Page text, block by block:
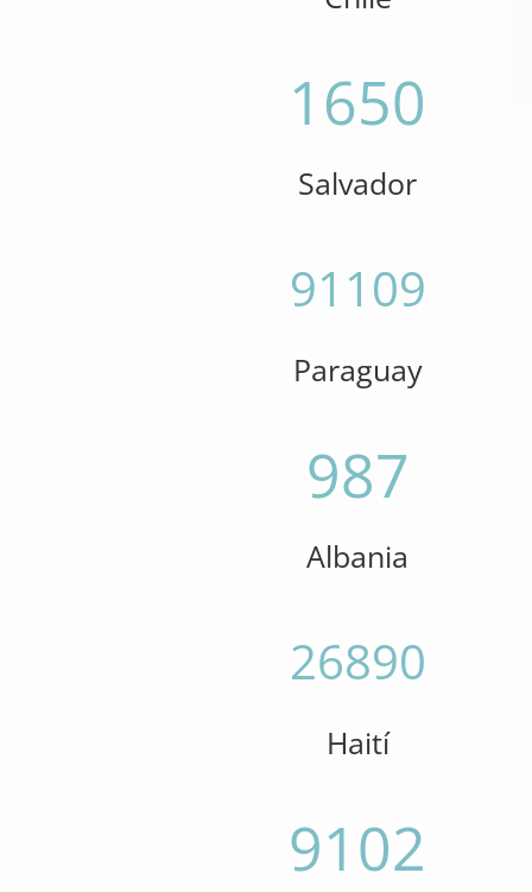
1650
Salvador
91109
Paraguay
987
Albania
26890
Haití
9102